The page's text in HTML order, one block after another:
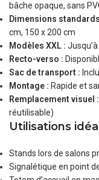
bâche opaque, sans
Dimensions
cm, 150 x 200 cm
Modèles XXL :
Recto-verso :
Sac de transport :
Montage : Rapide et
Remplacement visuel :
réutilisable)
Utilisations
Stands lors de salons
Signalétique en point